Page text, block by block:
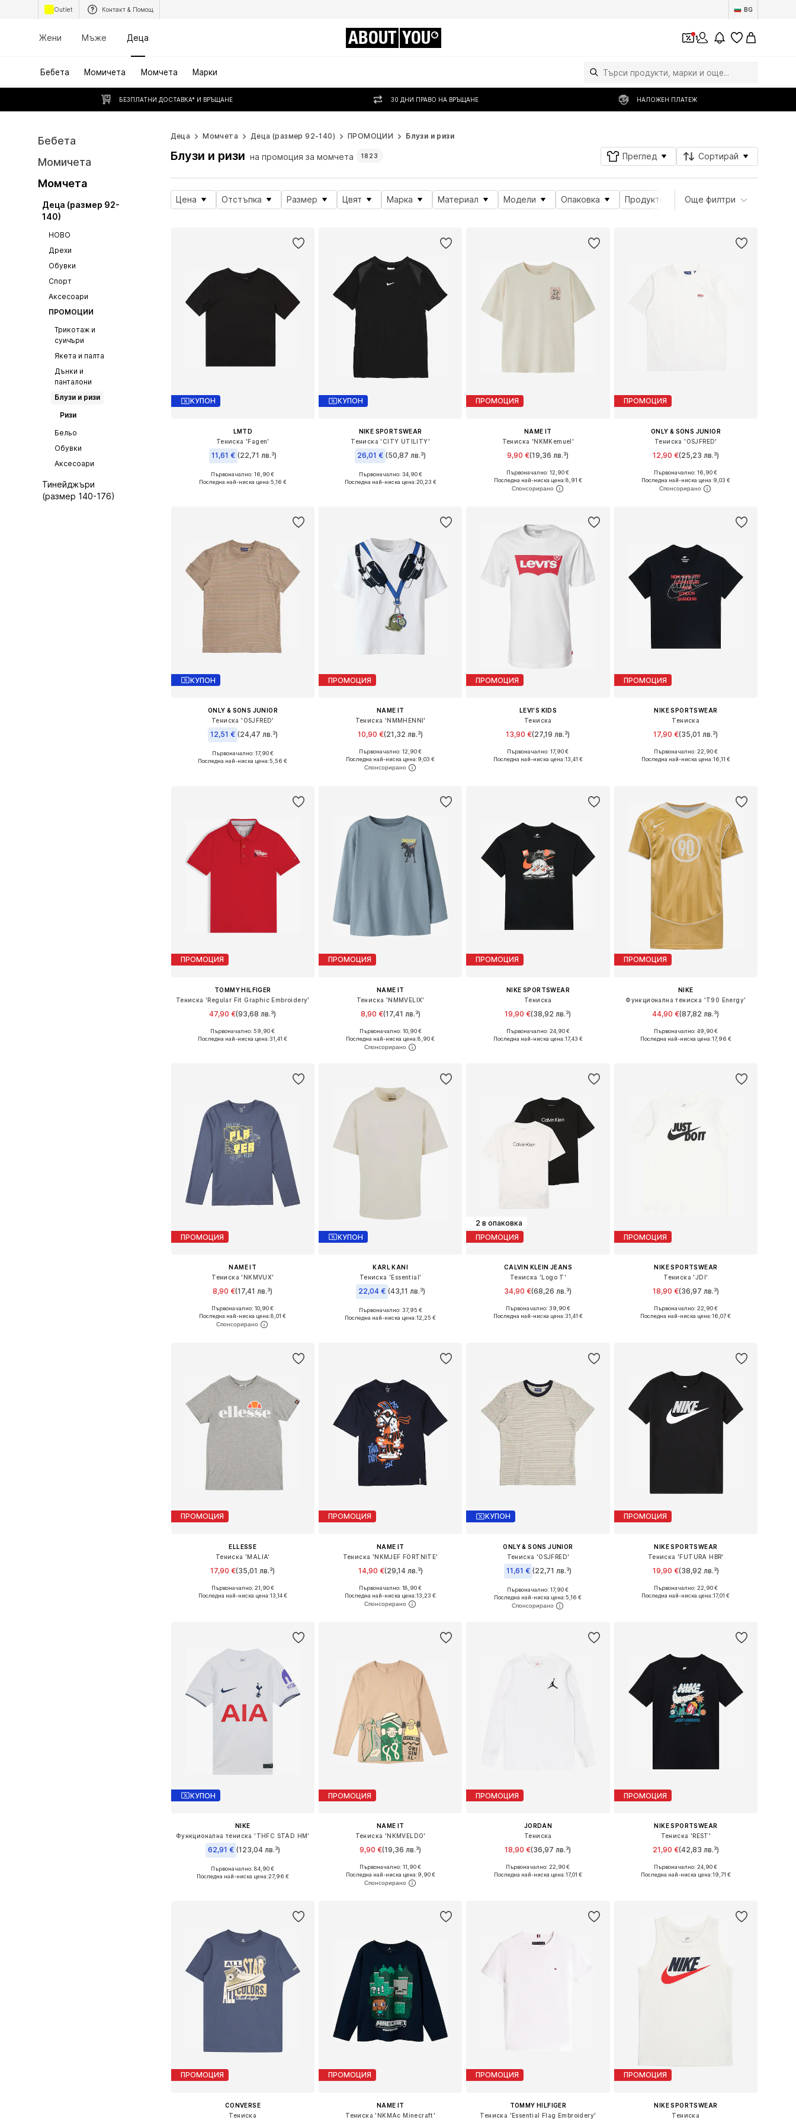
Outlet Контакт & Помощ BG
Жени Мъже Деца ABOUT YOU 1
Бебета Момичета Момчета Марки
БЕЗПЛАТНИ ДОСТАВКА* И ВРЪЩАНЕ 30 ДНИ ПРАВО НА ВРЪЩАНЕ НАЛОЖЕН ПЛАТЕЖ
Бебета
Момичета
Момчета
Деца (размер 92-
140)
НОВО
Дрехи
Обувки
Спорт
Аксесоари
ПРОМОЦИИ
Трикотаж и
суичъри
Якета и палта
Дънки и
панталони
Блузи и ризи
Ризи
Бельо
Обувки
Аксесоари
Тинейджъри
(размер 140-176)
Деца Момчета Деца (размер 92-140) ПРОМОЦИИ Блузи и ризи
Блузи и ризи на промоция за момчета 1823 Преглед Сортирай
Цена Отстъпка Размер Цвят Марка Материал Модели Опаковка Продуктова серия Тема
Още филтри
КУПОН
LMTD
Тениска 'Fagen'
11,61 € (22,71 лв.³)
Предлага се в много размери
Първоначално: 16,90 €
Последна най-ниска цена:5,16 €
КУПОН
NIKE SPORTSWEAR
Тениска 'CITY UTILITY'
26,01 € (50,87 лв.³)
Първоначално: 34,90 €
Последна най-ниска цена:20,23 €
ПРОМОЦИЯ
NAME IT
Тениска 'NKMKemuel'
9,90 €(19,36 лв.³)
Предлага се в много размери
Добави в кошницата
Първоначално: 12,90 €
Последна най-ниска цена:8,91 €
ПРОМОЦИЯ
ONLY & SONS JUNIOR
Тениска 'OSJFRED'
12,90 €(25,23 лв.³)
Предлага се в много размери
Добави в кошницата
Първоначално: 16,90 €
Последна най-ниска цена:9,03 €
КУПОН
ONLY & SONS JUNIOR
Тениска 'OSJFRED'
12,51 € (24,47 лв.³)
Предлага се в много размери
Първоначално: 17,90 €
Последна най-ниска цена:5,56 €
ПРОМОЦИЯ
NAME IT
Тениска 'NMMHENNI'
10,90 €(21,32 лв.³)
Предлага се в много размери
Добави в кошницата
Първоначално: 12,90 €
Последна най-ниска цена:9,03 €
ПРОМОЦИЯ
LEVI'S KIDS
Тениска
13,90 €(27,19 лв.³)
Предлага се в много размери
Първоначално: 17,90 €
Последна най-ниска цена:13,41 €
ПРОМОЦИЯ
NIKE SPORTSWEAR
Тениска
17,90 €(35,01 лв.³)
Предлага се в много размери
Първоначално: 22,90 €
Последна най-ниска цена:16,11 €
ПРОМОЦИЯ
TOMMY HILFIGER
Тениска 'Regular Fit Graphic Embroidery'
47,90 €(93,68 лв.³)
Предлага се в много размери
Първоначално: 59,90 €
Последна най-ниска цена:31,41 €
ПРОМОЦИЯ
NAME IT
Тениска 'NMMVELIX'
8,90 €(17,41 лв.³)
Предлага се в много размери
Добави в кошницата
Първоначално: 10,90 €
Последна най-ниска цена:8,90 €
ПРОМОЦИЯ
NIKE SPORTSWEAR
Тениска
19,90 €(38,92 лв.³)
Предлага се в много размери
Първоначално: 24,90 €
Последна най-ниска цена:17,43 €
ПРОМОЦИЯ
NIKE
Функционална тениска 'T90 Energy'
44,90 €(87,82 лв.³)
Предлага се в много размери
Първоначално: 49,90 €
Последна най-ниска цена:17,96 €
ПРОМОЦИЯ
NAME IT
Тениска 'NKMVUX'
8,90 €(17,41 лв.³)
Добави в кошницата
Първоначално: 10,90 €
Последна най-ниска цена:8,01 €
КУПОН
KARL KANI
Тениска 'Essential'
22,04 € (43,11 лв.³)
Предлага се в много размери
Първоначално: 37,95 €
Последна най-ниска цена:12,25 €
2 в опаковка
ПРОМОЦИЯ
CALVIN KLEIN JEANS
Тениска 'Logo T'
34,90 €(68,26 лв.³)
Налични размери: 104, 128, 140, 152
Първоначално: 39,90 €
Последна най-ниска цена:31,41 €
ПРОМОЦИЯ
NIKE SPORTSWEAR
Тениска 'JDI'
18,90 €(36,97 лв.³)
Предлага се в много размери
Първоначално: 22,90 €
Последна най-ниска цена:16,07 €
ПРОМОЦИЯ
ELLESSE
Тениска 'MALIA'
17,90 €(35,01 лв.³)
Първоначално: 21,90 €
Последна най-ниска цена:13,14 €
ПРОМОЦИЯ
NAME IT
Тениска 'NKMJEF FORTNITE'
14,90 €(29,14 лв.³)
Предлага се в много размери
Добави в кошницата
Първоначално: 18,90 €
Последна най-ниска цена:13,23 €
КУПОН
ONLY & SONS JUNIOR
Тениска 'OSJFRED'
11,61 € (22,71 лв.³)
Предлага се в много размери
Добави в кошницата
Първоначално: 17,90 €
Последна най-ниска цена:5,16 €
ПРОМОЦИЯ
NIKE SPORTSWEAR
Тениска 'FUTURA HBR'
19,90 €(38,92 лв.³)
+4
Първоначално: 22,90 €
Последна най-ниска цена:17,01 €
КУПОН
NIKE
Функционална тениска 'THFC STAD HM'
62,91 € (123,04 лв.³)
Предлага се в много размери
Първоначално: 84,90 €
Последна най-ниска цена:27,96 €
ПРОМОЦИЯ
NAME IT
Тениска 'NKMVELDO'
9,90 €(19,36 лв.³)
Добави в кошницата
Първоначално: 11,90 €
Последна най-ниска цена:9,90 €
ПРОМОЦИЯ
JORDAN
Тениска
18,90 €(36,97 лв.³)
Първоначално: 22,90 €
Последна най-ниска цена:17,01 €
ПРОМОЦИЯ
NIKE SPORTSWEAR
Тениска 'REST'
21,90 €(42,83 лв.³)
Налични размери: 128-138, 138-147
Първоначално: 24,90 €
Последна най-ниска цена:19,71 €
ПРОМОЦИЯ
CONVERSE
Тениска
ПРОМОЦИЯ
NAME IT
Тениска 'NKMAc Minecraft'
ПРОМОЦИЯ
TOMMY HILFIGER
Тениска 'Essential Flag Embroidery'
ПРОМОЦИЯ
NIKE SPORTSWEAR
Тениска